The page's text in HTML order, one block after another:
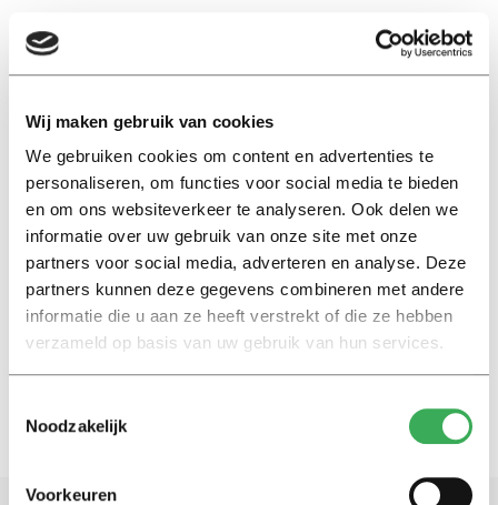
Wij maken gebruik van cookies
We gebruiken cookies om content en advertenties te
personaliseren, om functies voor social media te bieden
en om ons websiteverkeer te analyseren. Ook delen we
informatie over uw gebruik van onze site met onze
partners voor social media, adverteren en analyse. Deze
partners kunnen deze gegevens combineren met andere
informatie die u aan ze heeft verstrekt of die ze hebben
verzameld op basis van uw gebruik van hun services.
Noodzakelijk
Voorkeuren
EN
colleges coronavirus
Kijk
Onderwijs in tijden van corona:
TLS neemt colleges op in
aangepaste zaal
16 juli 2020